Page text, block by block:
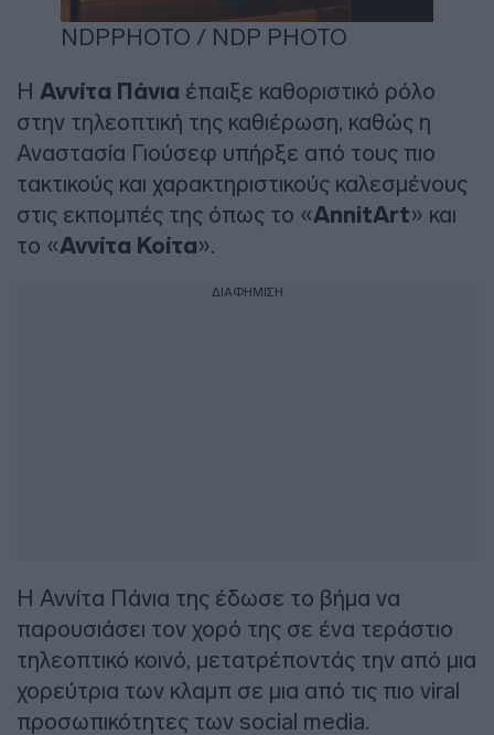
NDPPHOTO / NDP PHOTO
Η Αννίτα Πάνια έπαιξε καθοριστικό ρόλο
στην τηλεοπτική της καθιέρωση, καθώς η
Αναστασία Γιούσεφ υπήρξε από τους πιο
τακτικούς και χαρακτηριστικούς καλεσμένους
στις εκπομπές της όπως το «AnnitArt» και
το «Αννίτα Κοίτα».
ΔΙΑΦΗΜΙΣΗ
Η Αννίτα Πάνια της έδωσε το βήμα να
παρουσιάσει τον χορό της σε ένα τεράστιο
τηλεοπτικό κοινό, μετατρέποντάς την από μια
χορεύτρια των κλαμπ σε μια από τις πιο viral
προσωπικότητες των social media.